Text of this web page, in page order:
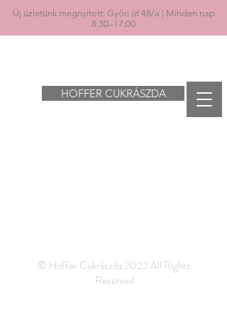
Új üzletünk megnyitott: Győri út 48/a | Minden nap
8:30–17:00
HOFFER CUKRÁSZDA
© Hoffer Cukrászda 2022 All Rights
Reserved